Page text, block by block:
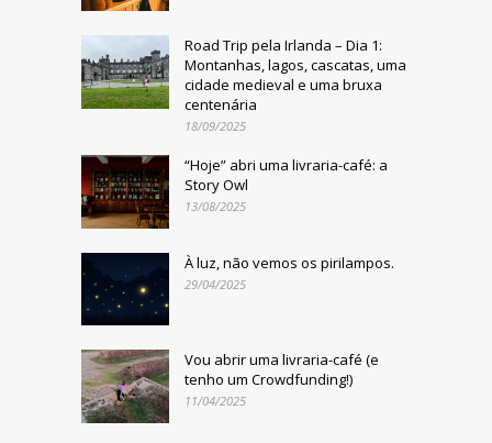
Road Trip pela Irlanda – Dia 1:
Montanhas, lagos, cascatas, uma
cidade medieval e uma bruxa
centenária
18/09/2025
“Hoje” abri uma livraria-café: a
Story Owl
13/08/2025
À luz, não vemos os pirilampos.
29/04/2025
Vou abrir uma livraria-café (e
tenho um Crowdfunding!)
11/04/2025